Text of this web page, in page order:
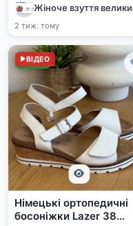
Жіноче взуття
2 тиж. тому
Нове
ВІДЕО
Німецькі ортопедичні
босоніжки Lazer 38